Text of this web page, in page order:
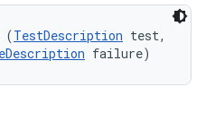
(TestDescription test,
failure)